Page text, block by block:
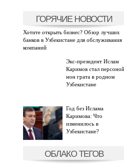
ГОРЯЧИЕ НОВОСТИ
Хотите открыть бизнес? Обзор лучших
банков в Узбекистане для обслуживания
компаний
Экс-президент Ислам
Каримов стал персоной
нон грата в родном
Узбекистане
Год без Ислама
Каримова: Что
изменилось в
Узбекистане?
ОБЛАКО ТЕГОВ